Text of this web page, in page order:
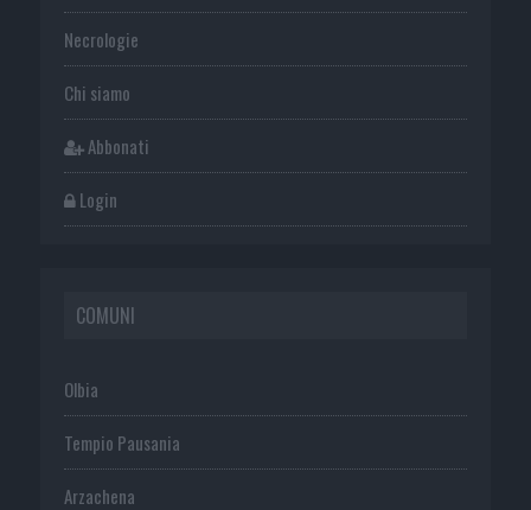
Necrologie
Chi siamo
Abbonati
Login
COMUNI
Olbia
Tempio Pausania
Arzachena